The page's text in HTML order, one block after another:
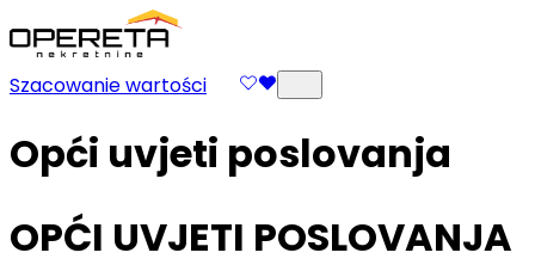
Szacowanie wartości
Opći uvjeti poslovanja
OPĆI UVJETI POSLOVANJA